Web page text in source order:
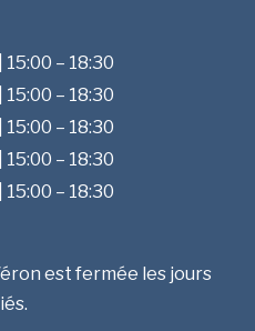
15:00 – 18:30
15:00 – 18:30
15:00 – 18:30
15:00 – 18:30
15:00 – 18:30
est fermée les jours